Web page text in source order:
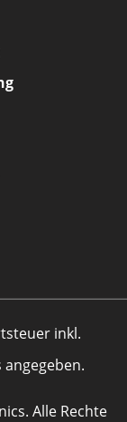
inkl.
Alle Rechte